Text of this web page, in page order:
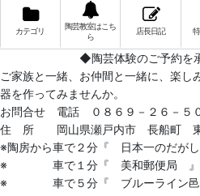
カテゴリ
陶芸教室はこち
ら
店長日記
◆陶芸体験のご予約を承っ
ご家族と一緒、お仲間と一緒に、楽し
器を作ってみませんか。
お問合せ 電話 ０８６９－２６－５
住 所 岡山県瀬戸内市 長船町
※陶房から車で２分『 日本一のだが
※ 車で１分『 美和郵便局 』
※ 車で５分『 ブルーラ